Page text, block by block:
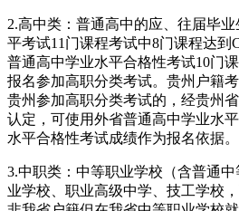
2.高中类：普通高中的应、往届毕
平考试11门课程考试中8门课程达到
普通高中学业水平合格性考试10门
报名参加高职分类考试。贵州户籍
贵州参加高职分类考试的，经贵州
认定，可使用外省普通高中学业水
水平合格性考试成绩作为报名依据。
3.中职类：中等职业学校（含普通
业学校、职业高级中学、技工学校